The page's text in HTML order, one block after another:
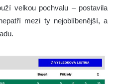
velkou pochvalu – postavila
mezi ty nejoblíbenější, a